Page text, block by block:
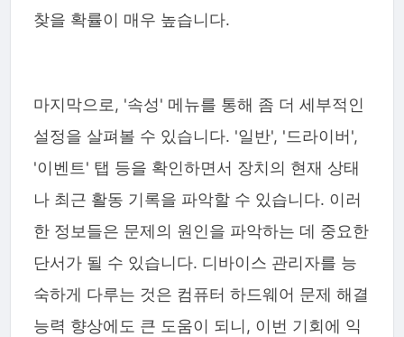
찾을 확률이 매우 높습니다.
마지막으로, '속성' 메뉴를 통해 좀 더 세부적인
설정을 살펴볼 수 있습니다. '일반', '드라이버',
'이벤트' 탭 등을 확인하면서 장치의 현재 상태
나 최근 활동 기록을 파악할 수 있습니다. 이러
한 정보들은 문제의 원인을 파악하는 데 중요한
단서가 될 수 있습니다. 디바이스 관리자를 능
숙하게 다루는 것은 컴퓨터 하드웨어 문제 해결
능력 향상에도 큰 도움이 되니, 이번 기회에 익